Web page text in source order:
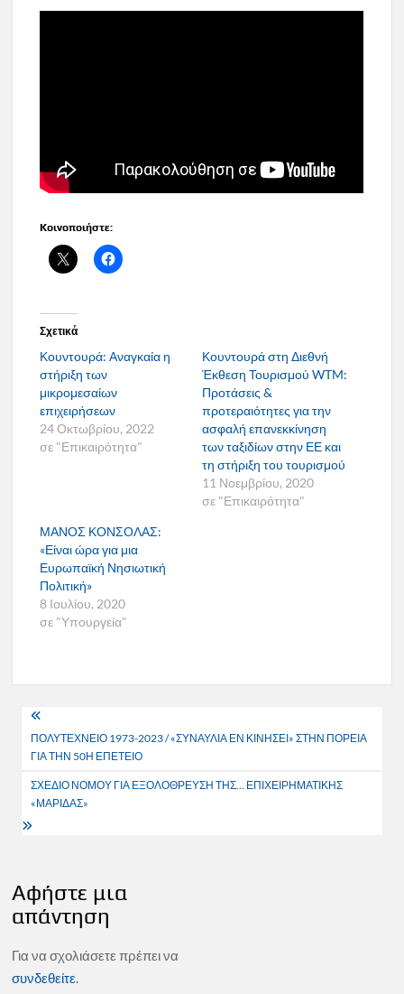
Κοινοποιήστε:
Σχετικά
Κουντουρά: Αναγκαία η
στήριξη των
μικρομεσαίων
επιχειρήσεων
24 Οκτωβρίου, 2022
σε "Επικαιρότητα"
Κουντουρά στη Διεθνή
Έκθεση Τουρισμού WTM:
Προτάσεις &
προτεραιότητες για την
ασφαλή επανεκκίνηση
των ταξιδίων στην ΕΕ και
τη στήριξη του τουρισμού
11 Νοεμβρίου, 2020
σε "Επικαιρότητα"
ΜΑΝΟΣ ΚΟΝΣΟΛΑΣ:
«Είναι ώρα για μια
Ευρωπαϊκή Νησιωτική
Πολιτική»
8 Ιουλίου, 2020
σε "Υπουργεία"
Πλοήγηση
άρθρων
ΠΟΛΥΤΕΧΝΕΙΟ 1973-2023 / «ΣΥΝΑΥΛΙΑ ΕΝ ΚΙΝΗΣΕΙ» ΣΤΗΝ ΠΟΡΕΙΑ
ΓΙΑ ΤΗΝ 50Η ΕΠΕΤΕΙΟ
ΣΧΕΔΙΟ ΝΟΜΟΥ ΓΙΑ ΕΞΟΛΟΘΡΕΥΣΗ ΤΗΣ… ΕΠΙΧΕΙΡΗΜΑΤΙΚΗΣ
«ΜΑΡΙΔΑΣ»
Αφήστε μια
απάντηση
Για να σχολιάσετε πρέπει να
συνδεθείτε.